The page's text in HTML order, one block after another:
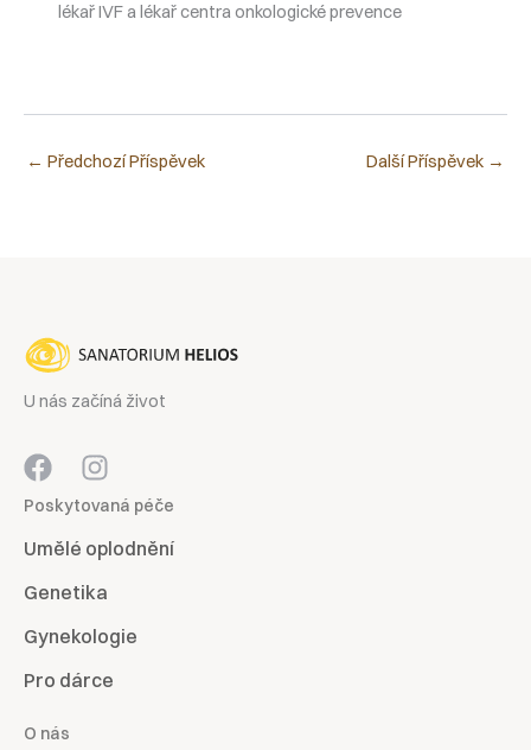
lékař IVF a lékař centra onkologické prevence
← Předchozí Příspěvek Další Příspěvek →
U nás začíná život
Poskytovaná péče
Umělé oplodnění
Genetika
Gynekologie
Pro dárce
O nás